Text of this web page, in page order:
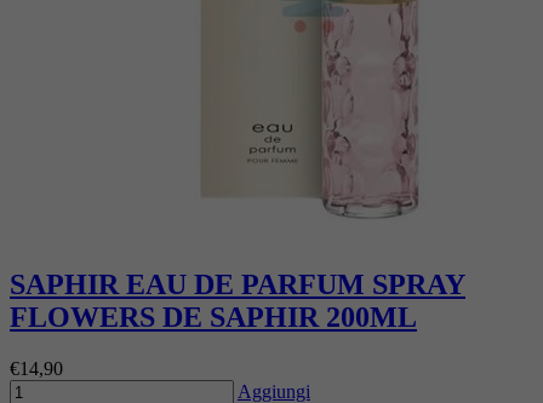
SAPHIR EAU DE PARFUM SPRAY
FLOWERS DE SAPHIR 200ML
€14,90
Aggiungi